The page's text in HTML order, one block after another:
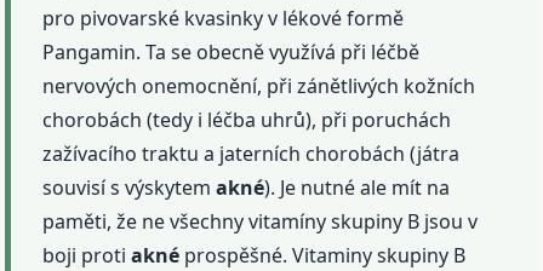
pro pivovarské kvasinky v lékové formě
Pangamin. Ta se obecně využívá při léčbě
nervových onemocnění, při zánětlivých kožních
chorobách (tedy i léčba uhrů), při poruchách
zažívacího traktu a jaterních chorobách (játra
souvisí s výskytemakné). Je nutné ale mít na
paměti, že ne všechny vitamíny skupiny B jsou v
boji protiakné prospěšné. Vitaminy skupiny B